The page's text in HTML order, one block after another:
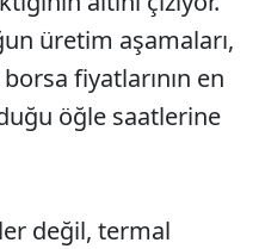
üretim aşamaları,
fiyatlarının en
öğle saatlerine
değil, termal